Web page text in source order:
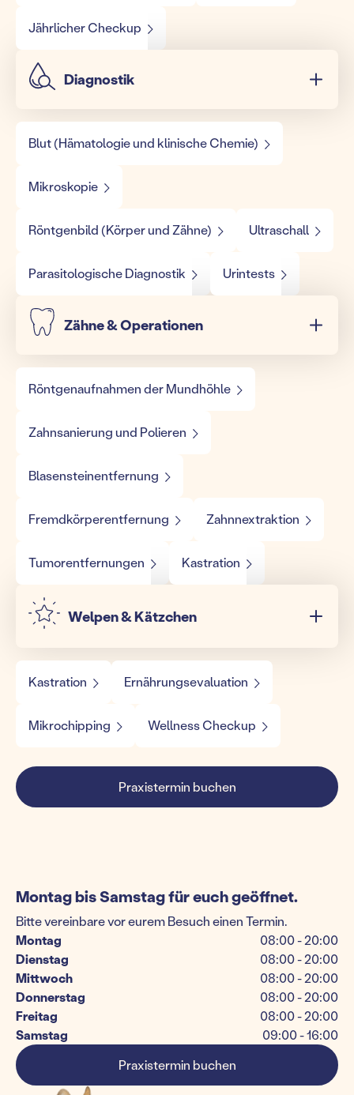
Jährlicher Checkup
Diagnostik
Blut (Hämatologie und klinische Chemie)
Mikroskopie
Röntgenbild (Körper und Zähne) Ultraschall
Parasitologische Diagnostik Urintests
Zähne & Operationen
Röntgenaufnahmen der Mundhöhle
Zahnsanierung und Polieren
Blasensteinentfernung
Fremdkörperentfernung Zahnnextraktion
Tumorentfernungen Kastration
Welpen & Kätzchen
Kastration Ernährungsevaluation
Mikrochipping Wellness Checkup
Praxistermin buchen
Montag bis Samstag für euch geöffnet.
Bitte vereinbare vor eurem Besuch einen Termin.
Montag
08:00 - 20:00
Dienstag
08:00 - 20:00
Mittwoch
08:00 - 20:00
Donnerstag
08:00 - 20:00
Freitag
08:00 - 20:00
Samstag
09:00 - 16:00
Praxistermin buchen